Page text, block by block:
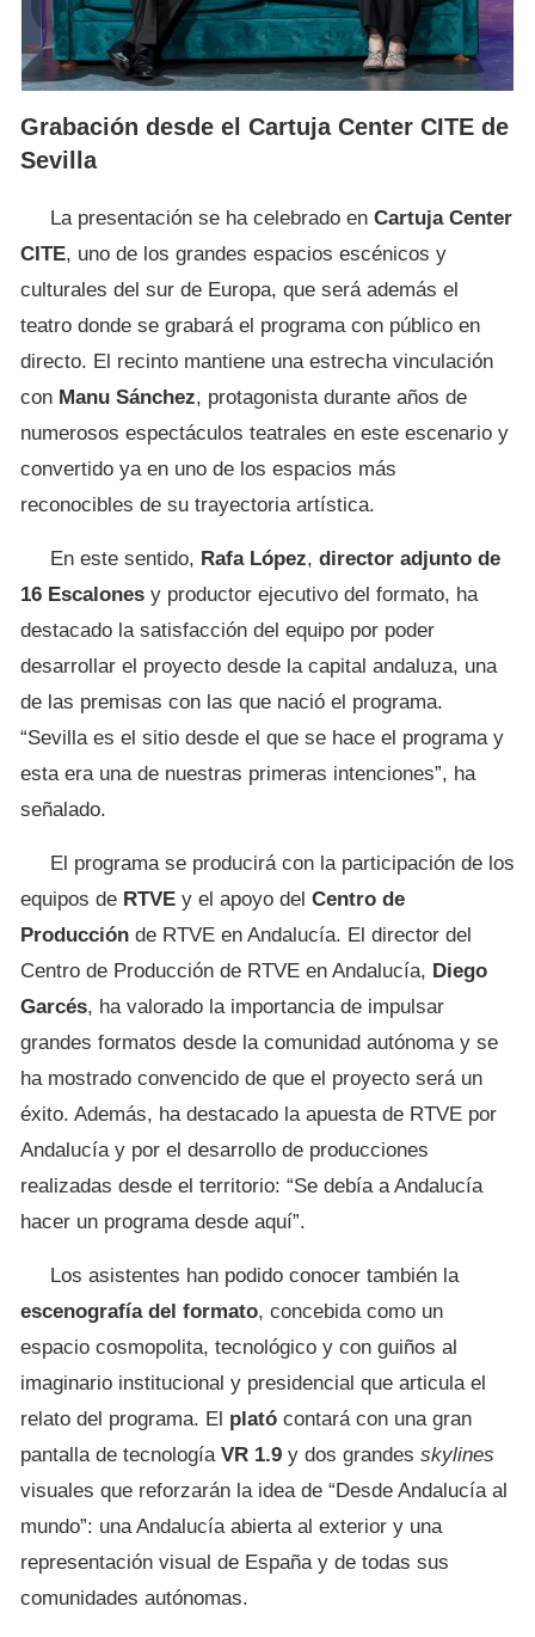
Grabación desde el Cartuja Center CITE de
Sevilla
La presentación se ha celebrado en Cartuja Center
CITE, uno de los grandes espacios escénicos y
culturales del sur de Europa, que será además el
teatro donde se grabará el programa con público en
directo. El recinto mantiene una estrecha vinculación
con Manu Sánchez, protagonista durante años de
numerosos espectáculos teatrales en este escenario y
convertido ya en uno de los espacios más
reconocibles de su trayectoria artística.
En este sentido, Rafa López, director adjunto de
16 Escalones y productor ejecutivo del formato, ha
destacado la satisfacción del equipo por poder
desarrollar el proyecto desde la capital andaluza, una
de las premisas con las que nació el programa.
“Sevilla es el sitio desde el que se hace el programa y
esta era una de nuestras primeras intenciones”, ha
señalado.
El programa se producirá con la participación de los
equipos de RTVE y el apoyo del Centro de
Producción de RTVE en Andalucía. El director del
Centro de Producción de RTVE en Andalucía, Diego
Garcés, ha valorado la importancia de impulsar
grandes formatos desde la comunidad autónoma y se
ha mostrado convencido de que el proyecto será un
éxito. Además, ha destacado la apuesta de RTVE por
Andalucía y por el desarrollo de producciones
realizadas desde el territorio: “Se debía a Andalucía
hacer un programa desde aquí”.
Los asistentes han podido conocer también la
escenografía del formato, concebida como un
espacio cosmopolita, tecnológico y con guiños al
imaginario institucional y presidencial que articula el
relato del programa. El plató contará con una gran
pantalla de tecnología VR 1.9 y dos grandes skylines
visuales que reforzarán la idea de “Desde Andalucía al
mundo”: una Andalucía abierta al exterior y una
representación visual de España y de todas sus
comunidades autónomas.